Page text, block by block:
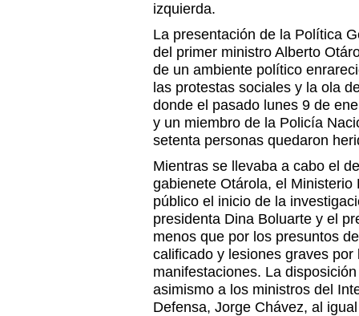
izquierda.
La presentación de la Política
del primer ministro Alberto
de un ambiente político
las protestas sociales y la ola
donde el pasado lunes 9 de
y un miembro de la Policía
setenta personas quedaron
Mientras se llevaba a cabo el
gabienete Otárola, el
público el inicio de la
presidenta Dina Boluarte y el
menos que por los presuntos
calificado y lesiones graves
manifestaciones. La
asimismo a los ministros del
Defensa, Jorge Chávez, al